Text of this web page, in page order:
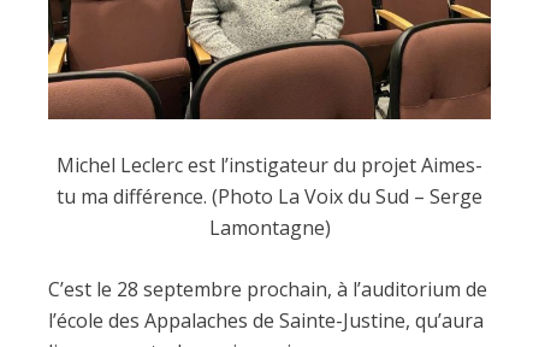
Michel Leclerc est l’instigateur du projet Aimes-
tu ma différence. (Photo La Voix du Sud – Serge
Lamontagne)
C’est le 28 septembre prochain, à l’auditorium de
l’école des Appalaches de Sainte-Justine, qu’aura